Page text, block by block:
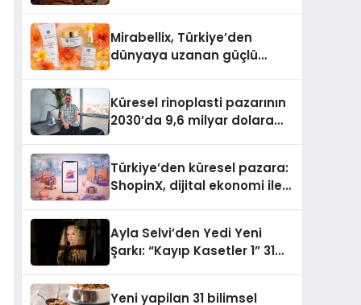
Mirabellix, Türkiye’den
dünyaya uzanan güçlü
Küresel rinoplasti pazarının
2030’da 9,6 milyar dolara
Türkiye’den küresel pazara:
ShopinX, dijital ekonomi ile
Ayla Selvi’den Yedi Yeni
Şarkı: “Kayıp Kasetler 1” 31
Yeni yapilan 31 bilimsel